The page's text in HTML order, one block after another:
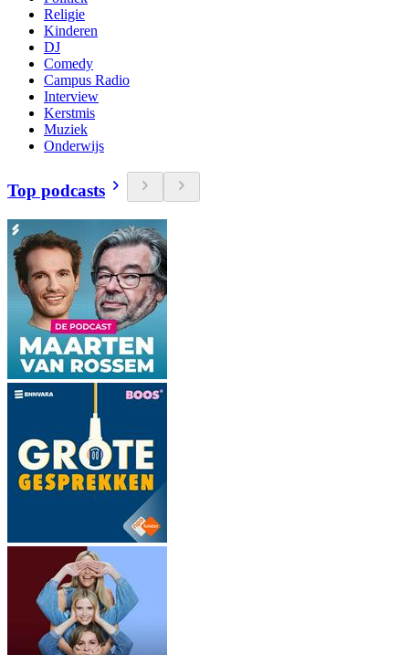
Religie
Kinderen
DJ
Comedy
Campus Radio
Interview
Kerstmis
Muziek
Onderwijs
Top podcasts